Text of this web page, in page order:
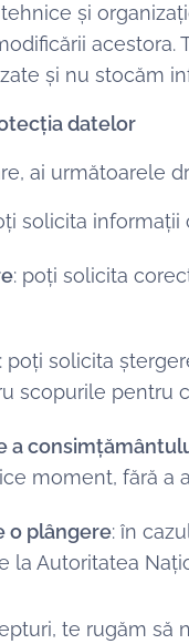
și
și nu stocăm
datelor
ai următoarele
solicita
: poți solicita
: poți solicita
scopurile pentru
a
moment, fără a
o plângere: în
la Autoritatea
te rugăm